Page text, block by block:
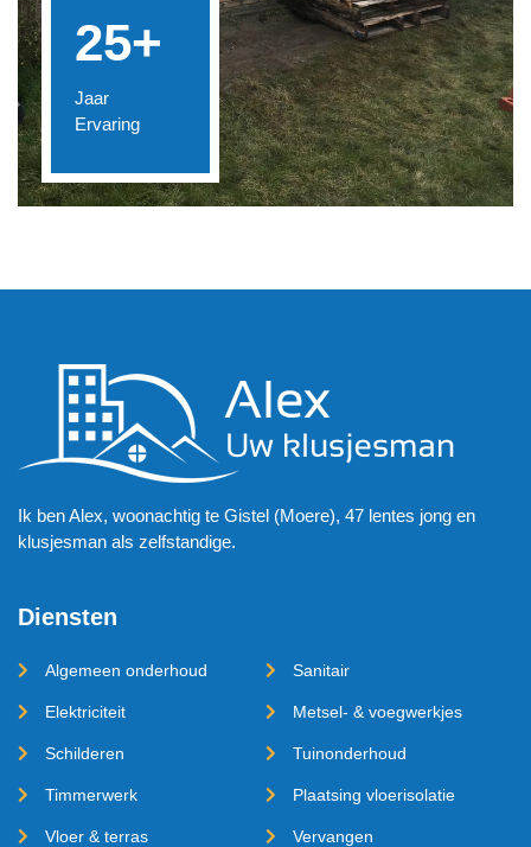
25+
Jaar
Ervaring
Ik ben Alex, woonachtig te Gistel (Moere), 47 lentes jong en
klusjesman als zelfstandige.
Diensten
Algemeen onderhoud Sanitair
Elektriciteit Metsel- & voegwerkjes
Schilderen Tuinonderhoud
Timmerwerk Plaatsing vloerisolatie
Vloer & terras Vervangen